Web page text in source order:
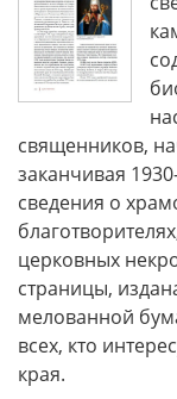
священников,
заканчивая
сведения о
церковных
страницы,
мелованной
всех, кто
края.